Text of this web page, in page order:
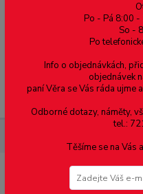
LENZ LA152
Po - Pá 8:00
So -
Po
Info o objednávkách,
objednávek
paní Věra se Vás ráda ujme
Odborné dotazy, náměty,
tel.:
Těšíme se na Vás